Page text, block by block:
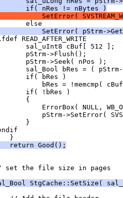
if( nRes != nBytes )
SetError(
SetError( pStrm-
return Good();
set the file size in pages
StgCache::SetSize(